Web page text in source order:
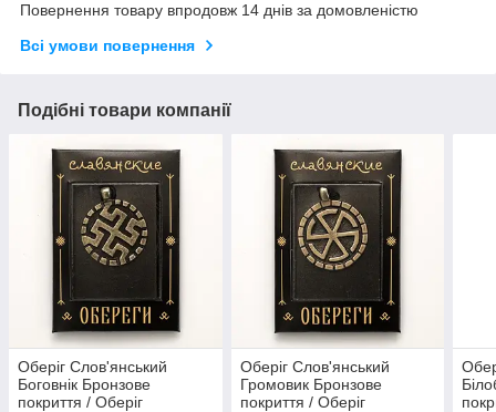
Повернення товару впродовж 14 днів за домовленістю
Всі умови повернення
Подібні товари компанії
Оберіг Слов'янський
Боговнік Бронзове
покриття / Оберіг
Оберіг Слов'янський
Громовик Бронзове
покриття / Оберіг